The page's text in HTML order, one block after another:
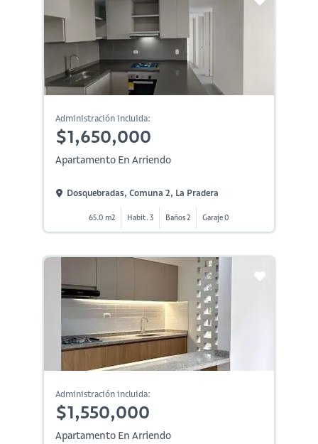
Administración incluida:
$1,650,000
Apartamento En Arriendo
Dosquebradas, Comuna 2, La Pradera
65.0 m2 Habit. 3 Baños 2 Garaje 0
Administración incluida:
$1,550,000
Apartamento En Arriendo